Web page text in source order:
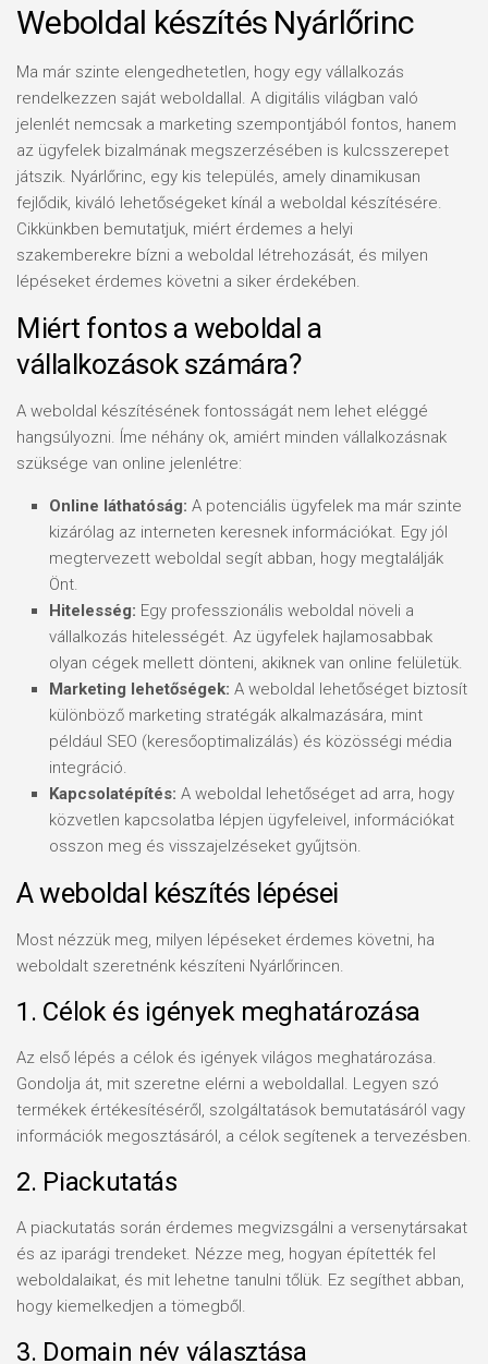
Weboldal készítés​ Nyárlőrinc
Ma már szinte elengedhetetlen, hogy egy vállalkozás
rendelkezzen saját weboldallal. A digitális világban való
jelenlét nemcsak a marketing szempontjából fontos, hanem
az ügyfelek bizalmának megszerzésében is kulcsszerepet
játszik. Nyárlőrinc, egy kis település, amely dinamikusan
fejlődik, kiváló lehetőségeket kínál a weboldal készítésére.
Cikkünkben bemutatjuk, miért érdemes a helyi
szakemberekre bízni a weboldal létrehozását, és milyen
lépéseket érdemes követni a siker érdekében.
Miért fontos a weboldal a
vállalkozások számára?
A weboldal készítésének fontosságát nem lehet eléggé
hangsúlyozni. Íme néhány ok, amiért minden vállalkozásnak
szüksége van online jelenlétre:
Online láthatóság: A potenciális ügyfelek ma már szinte
kizárólag az interneten keresnek információkat. Egy jól
megtervezett weboldal segít abban, hogy megtalálják
Önt.
Hitelesség: Egy professzionális weboldal növeli a
vállalkozás hitelességét. Az ügyfelek hajlamosabbak
olyan cégek mellett dönteni, akiknek van online felületük.
Marketing lehetőségek: A weboldal lehetőséget biztosít
különböző marketing stratégák alkalmazására, mint
például SEO (keresőoptimalizálás) és közösségi média
integráció.
Kapcsolatépítés: A weboldal lehetőséget ad arra, hogy
közvetlen kapcsolatba lépjen ügyfeleivel, információkat
osszon meg és visszajelzéseket gyűjtsön.
A weboldal készítés lépései
Most nézzük meg, milyen lépéseket érdemes követni, ha
weboldalt szeretnénk készíteni Nyárlőrincen.
1. Célok és igények meghatározása
Az első lépés a célok és igények világos meghatározása.
Gondolja át, mit szeretne elérni a weboldallal. Legyen szó
termékek értékesítéséről, szolgáltatások bemutatásáról vagy
információk megosztásáról, a célok segítenek a tervezésben.
2. Piackutatás
A piackutatás során érdemes megvizsgálni a versenytársakat
és az iparági trendeket. Nézze meg, hogyan építették fel
weboldalaikat, és mit lehetne tanulni tőlük. Ez segíthet abban,
hogy kiemelkedjen a tömegből.
3. Domain név választása